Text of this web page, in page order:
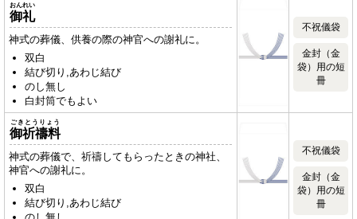
御礼
おんれい
神式の葬儀、供養の際の神官への謝礼に。
双白
結び切り,あわじ結び
のし無し
白封筒でもよい
不祝儀袋
金封（金
袋）用の短
冊
御祈禱料
ごきとうりょう
神式の葬儀で、祈禱してもらったときの神社、
神官への謝礼に。
双白
結び切り,あわじ結び
不祝儀袋
金封（金
袋）用の短
冊